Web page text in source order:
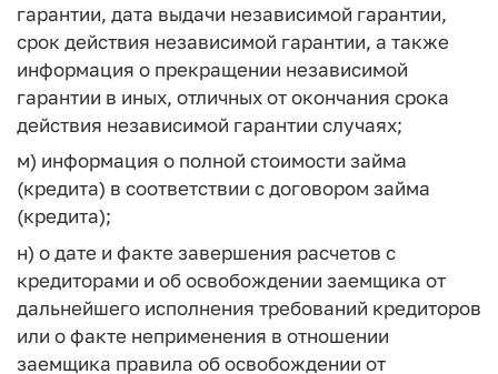
гарантии, дата выдачи независимой гарантии,
срок действия независимой гарантии, а также
информация о прекращении независимой
гарантии в иных, отличных от окончания срока
действия независимой гарантии случаях;
м) информация о полной стоимости займа
(кредита) в соответствии с договором займа
(кредита);
н) о дате и факте завершения расчетов с
кредиторами и об освобождении заемщика от
дальнейшего исполнения требований кредиторов
или о факте неприменения в отношении
заемщика правила об освобождении от